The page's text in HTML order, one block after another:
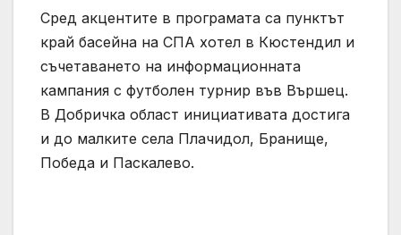
Сред акцентите в програмата са пунктът
край басейна на СПА хотел в Кюстендил и
съчетаването на информационната
кампания с футболен турнир във Вършец.
В Добричка област инициативата достига
и до малките села Плачидол, Бранище,
Победа и Паскалево.